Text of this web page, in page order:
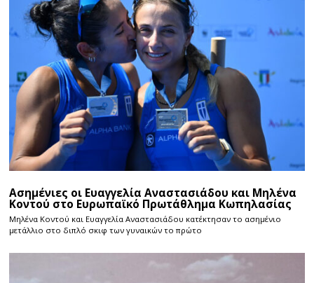
Ασημένιες οι Ευαγγελία Αναστασιάδου και Μηλένα
Κοντού στο Ευρωπαϊκό Πρωτάθλημα Κωπηλασίας
Μηλένα Κοντού και Ευαγγελία Αναστασιάδου κατέκτησαν το ασημένιο
μετάλλιο στο διπλό σκιφ των γυναικών το πρώτο